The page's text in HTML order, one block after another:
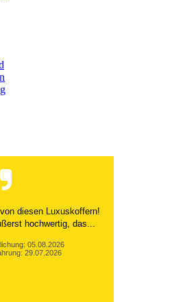
diesen Luxuskoffern!
hochwertig, das...
05.08.2026
29.07.2026